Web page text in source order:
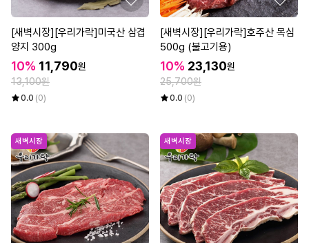
[새벽시장][우리가락]미국산 삼겹
양지 300g
10% 11,790원
13,100원
0.0 (0)
[새벽시장][우리가락]호주산 목심
500g (불고기용)
10% 23,130원
25,700원
0.0 (0)
새벽시장 새벽시장